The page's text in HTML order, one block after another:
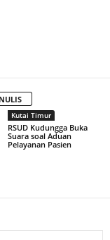
Kutai Timur
RSUD Kudungga Buka
Suara soal Aduan
Pelayanan Pasien